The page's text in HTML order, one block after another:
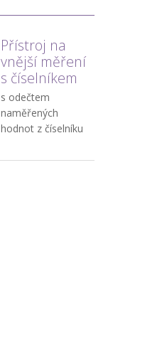
Přístroj na
vnější měření
s číselníkem
s odečtem
naměřených
hodnot z číselníku